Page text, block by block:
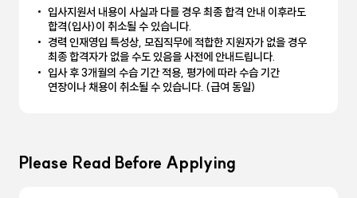
입사지원서 내용이 사실과 다를 경우 최종 합격 안내 이후라도
합격(입사)이 취소될 수 있습니다.
경력 인재영입 특성상, 모집직무에 적합한 지원자가 없을 경우
최종 합격자가 없을 수도 있음을 사전에 안내드립니다.
입사 후 3개월의 수습 기간 적용, 평가에 따라 수습 기간
연장이나 채용이 취소될 수 있습니다. (급여 동일)
Please Read Before Applying